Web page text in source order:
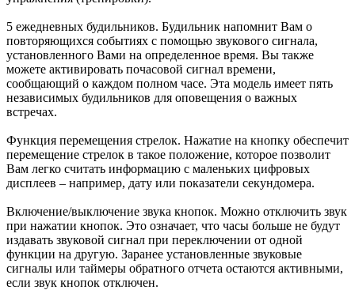
5 ежедневных будильников. Будильник напомнит Вам о
повторяющихся событиях с помощью звукового сигнала,
установленного Вами на определенное время. Вы также
можете активировать почасовой сигнал времени,
сообщающий о каждом полном часе. Эта модель имеет пять
независимых будильников для оповещения о важных
встречах.
Функция перемещения стрелок. Нажатие на кнопку обеспечит
перемещение стрелок в такое положение, которое позволит
Вам легко считать информацию с маленьких цифровых
дисплеев – например, дату или показатели секундомера.
Включение/выключение звука кнопок. Можно отключить звук
при нажатии кнопок. Это означает, что часы больше не будут
издавать звуковой сигнал при переключении от одной
функции на другую. Заранее установленные звуковые
сигналы или таймеры обратного отчета остаются активными,
если звук кнопок отключен.